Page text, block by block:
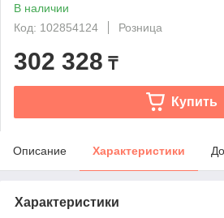
В наличии
Код: 102854124
Розница
302 328 ₸
Купить
Описание Характеристики
Характеристики